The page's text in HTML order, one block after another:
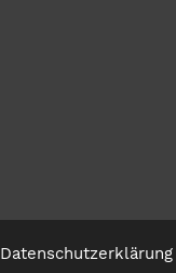
Datenschutzerklärung